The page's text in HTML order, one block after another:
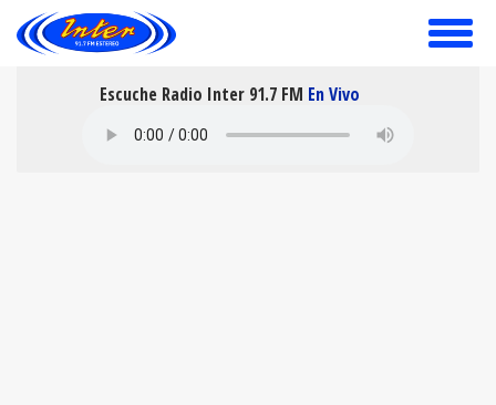
toggle
Escuche Radio Inter 91.7 FM En Vivo